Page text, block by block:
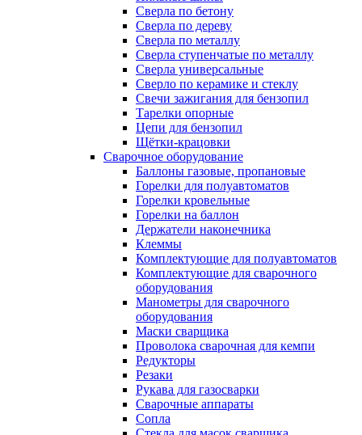
Сверла по бетону
Сверла по дереву
Сверла по металлу
Сверла ступенчатые по металлу
Сверла универсальные
Сверло по керамике и стеклу
Свечи зажигания для бензопил
Тарелки опорные
Цепи для бензопил
Щётки-крацовки
Сварочное оборудование
Баллоны газовые, пропановые
Горелки для полуавтоматов
Горелки кровельные
Горелки на баллон
Держатели наконечника
Клеммы
Комплектующие для полуавтоматов
Комплектующие для сварочного
оборудования
Манометры для сварочного
оборудования
Маски сварщика
Проволока сварочная для кемпи
Редукторы
Резаки
Рукава для газосварки
Сварочные аппараты
Сопла